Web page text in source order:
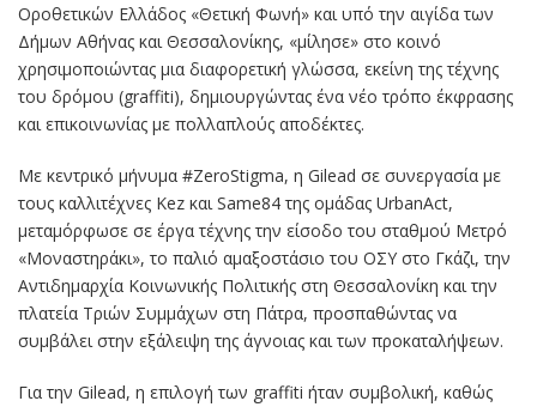
Οροθετικών Ελλάδος «Θετική Φωνή» και υπό την αιγίδα των
Δήμων Αθήνας και Θεσσαλονίκης, «μίλησε» στο κοινό
χρησιμοποιώντας μια διαφορετική γλώσσα, εκείνη της τέχνης
του δρόμου (graffiti), δημιουργώντας ένα νέο τρόπο έκφρασης
και επικοινωνίας με πολλαπλούς αποδέκτες.
Με κεντρικό μήνυμα #ZeroStigma, η Gilead σε συνεργασία με
τους καλλιτέχνες Kez και Same84 της ομάδας UrbanAct,
μεταμόρφωσε σε έργα τέχνης την είσοδο του σταθμού Μετρό
«Μοναστηράκι», το παλιό αμαξοστάσιο του ΟΣΥ στο Γκάζι, την
Αντιδημαρχία Κοινωνικής Πολιτικής στη Θεσσαλονίκη και την
πλατεία Τριών Συμμάχων στη Πάτρα, προσπαθώντας να
συμβάλει στην εξάλειψη της άγνοιας και των προκαταλήψεων.
Για την Gilead, η επιλογή των graffiti ήταν συμβολική, καθώς